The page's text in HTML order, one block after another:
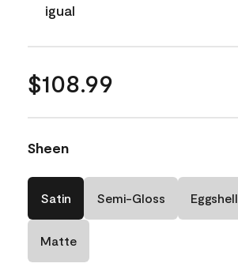
igual
$108.99
Sheen
Satin Semi-Gloss Eggshell
Matte